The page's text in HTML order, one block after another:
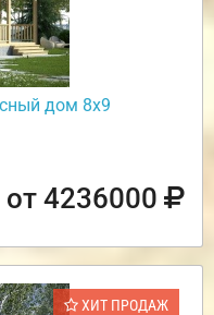
дом 8х9
от 4236000
ХИТ ПРОДАЖ